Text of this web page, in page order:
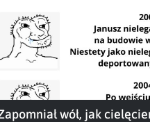
wół, jak